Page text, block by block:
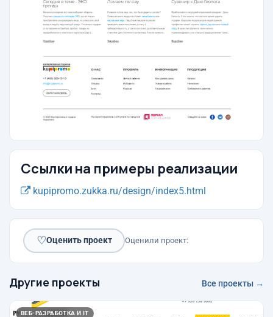
Ссылки на примеры реализации
kupipromo.zukka.ru/design/index5.html
♡Оценить проект Оценили проект:
Другие проекты Все проекты →
ВЕБ-РАЗРАБОТКА И IT